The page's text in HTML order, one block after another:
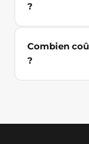
?
Combien
?